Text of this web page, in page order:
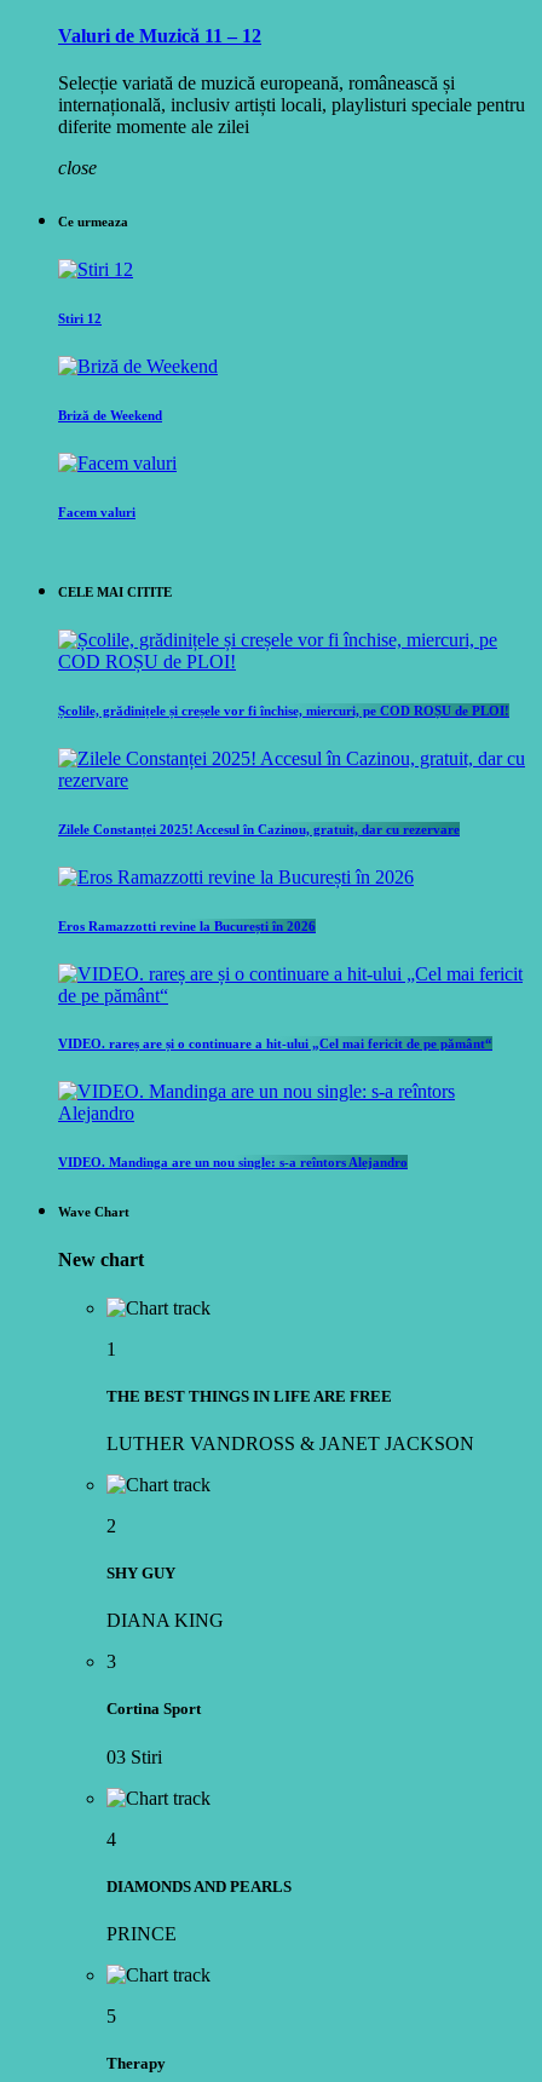
Valuri de Muzică 11 – 12
Selecție variată de muzică europeană, românească și
internațională, inclusiv artiști locali, playlisturi speciale pentru
diferite momente ale zilei
close
Ce urmeaza
Stiri 12
Briză de Weekend
Facem valuri
CELE MAI CITITE
Școlile, grădinițele și creșele vor fi închise, miercuri, pe COD ROȘU de PLOI!
Zilele Constanței 2025! Accesul în Cazinou, gratuit, dar cu rezervare
Eros Ramazzotti revine la București în 2026
VIDEO. rareș are și o continuare a hit-ului „Cel mai fericit de pe pământ“
VIDEO. Mandinga are un nou single: s-a reîntors Alejandro
Wave Chart
New chart
1
THE BEST THINGS IN LIFE ARE FREE
LUTHER VANDROSS & JANET JACKSON
2
SHY GUY
DIANA KING
3
Cortina Sport
03 Stiri
4
DIAMONDS AND PEARLS
PRINCE
5
Therapy